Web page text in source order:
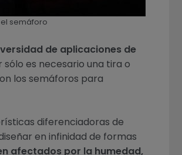
semáforo
de aplicaciones de
es necesario una tira o
los semáforos para
diferenciadoras de
en infinidad de formas
afectados por la humedad,